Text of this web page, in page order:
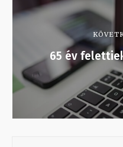
65 év